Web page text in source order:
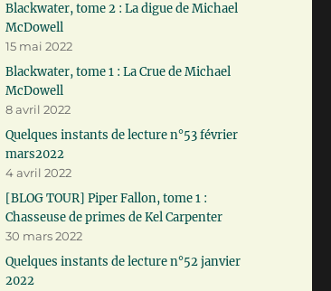
Blackwater, tome 2 : La digue de Michael
McDowell
15 mai 2022
Blackwater, tome 1 : La Crue de Michael
McDowell
8 avril 2022
Quelques instants de lecture n°53 février
mars2022
4 avril 2022
[BLOG TOUR] Piper Fallon, tome 1 :
Chasseuse de primes de Kel Carpenter
30 mars 2022
Quelques instants de lecture n°52 janvier
2022